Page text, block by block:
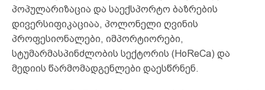
პოპულარიზაცია და საექსპორტო ბაზრების
დივერსიფიკაციაა, პოლონელი ღვინის
პროფესიონალები, იმპორტიორები,
სტუმარმასპინძლობის სექტორის (HoReCa) და
მედიის წარმომადგენლები დაესწრნენ.